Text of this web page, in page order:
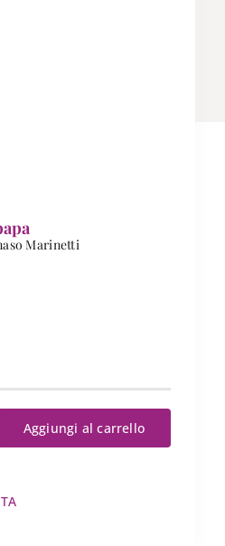
Marinetti
Aggiungi al carrello